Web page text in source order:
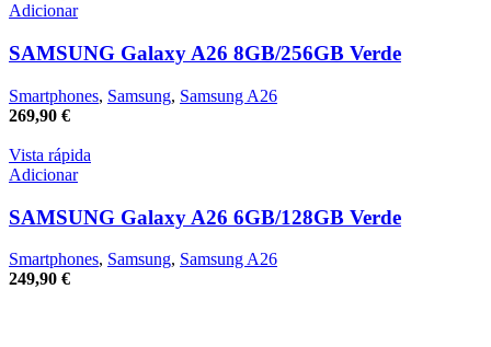
Adicionar
SAMSUNG Galaxy A26 8GB/256GB Verde
Smartphones, Samsung, Samsung A26
269,90 €
Vista rápida
Adicionar
SAMSUNG Galaxy A26 6GB/128GB Verde
Smartphones, Samsung, Samsung A26
249,90 €